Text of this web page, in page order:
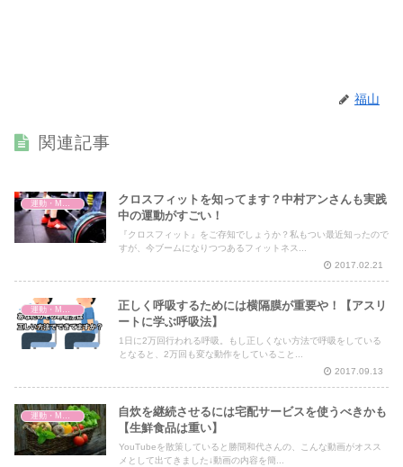
福山
関連記事
運動・MMA・身体づくり
クロスフィットを知ってます？中村アンさんも実践
中の運動がすごい！
『クロスフィット』をご存知でしょうか？私もつい最近知ったので
すが、今ブームになりつつあるフィットネス...
2017.02.21
運動・MMA・身体づくり
正しく呼吸するためには横隔膜が重要や！【アスリ
ートに学ぶ呼吸法】
1日に2万回行われる呼吸。もし正しくない方法で呼吸をしている
となると、2万回も変な動作をしていること...
2017.09.13
運動・MMA・身体づくり
自炊を継続させるには宅配サービスを使うべきかも
【生鮮食品は重い】
YouTubeを散策していると勝間和代さんの、こんな動画がオスス
メとして出てきました↓動画の内容を簡...